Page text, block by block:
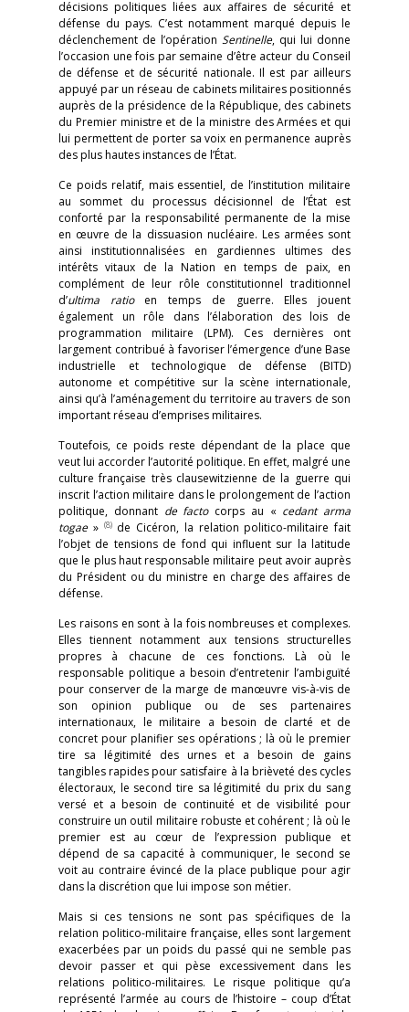
décisions politiques liées aux affaires de sécurité et
défense du pays. C’est notamment marqué depuis le
déclenchement de l’opération Sentinelle, qui lui donne
l’occasion une fois par semaine d’être acteur du Conseil
de défense et de sécurité nationale. Il est par ailleurs
appuyé par un réseau de cabinets militaires positionnés
auprès de la présidence de la République, des cabinets
du Premier ministre et de la ministre des Armées et qui
lui permettent de porter sa voix en permanence auprès
des plus hautes instances de l’État.
Ce poids relatif, mais essentiel, de l’institution militaire
au sommet du processus décisionnel de l’État est
conforté par la responsabilité permanente de la mise
en œuvre de la dissuasion nucléaire. Les armées sont
ainsi institutionnalisées en gardiennes ultimes des
intérêts vitaux de la Nation en temps de paix, en
complément de leur rôle constitutionnel traditionnel
d’ultima ratioen temps de guerre. Elles jouent
également un rôle dans l’élaboration des lois de
programmation militaire (LPM). Ces dernières ont
largement contribué à favoriser l’émergence d’une Base
industrielle et technologique de défense (BITD)
autonome et compétitive sur la scène internationale,
ainsi qu’à l’aménagement du territoire au travers de son
important réseau d’emprises militaires.
Toutefois, ce poids reste dépendant de la place que
veut lui accorder l’autorité politique. En effet, malgré une
culture française très clausewitzienne de la guerre qui
inscrit l’action militaire dans le prolongement de l’action
politique, donnant de factocorps au « cedant arma
togae » (8)de Cicéron, la relation politico-militaire fait
l’objet de tensions de fond qui influent sur la latitude
que le plus haut responsable militaire peut avoir auprès
du Président ou du ministre en charge des affaires de
défense.
Les raisons en sont à la fois nombreuses et complexes.
Elles tiennent notamment aux tensions structurelles
propres à chacune de ces fonctions. Là où le
responsable politique a besoin d’entretenir l’ambiguïté
pour conserver de la marge de manœuvre vis-à-vis de
son opinion publique ou de ses partenaires
internationaux, le militaire a besoin de clarté et de
concret pour planifier ses opérations ; là où le premier
tire sa légitimité des urnes et a besoin de gains
tangibles rapides pour satisfaire à la brièveté des cycles
électoraux, le second tire sa légitimité du prix du sang
versé et a besoin de continuité et de visibilité pour
construire un outil militaire robuste et cohérent ; là où le
premier est au cœur de l’expression publique et
dépend de sa capacité à communiquer, le second se
voit au contraire évincé de la place publique pour agir
dans la discrétion que lui impose son métier.
Mais si ces tensions ne sont pas spécifiques de la
relation politico-militaire française, elles sont largement
exacerbées par un poids du passé qui ne semble pas
devoir passer et qui pèse excessivement dans les
relations politico-militaires. Le risque politique qu’a
représenté l’armée au cours de l’histoire – coup d’État